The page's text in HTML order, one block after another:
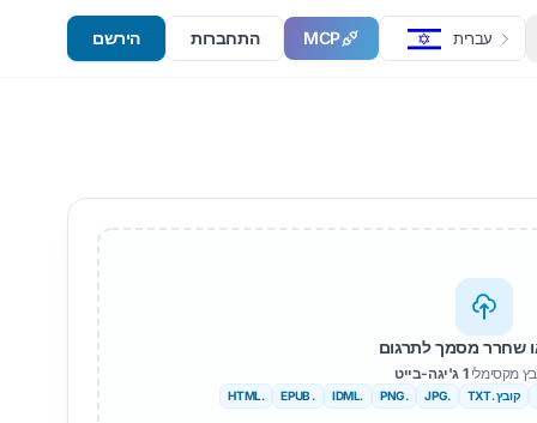
עברית MCP התחברות הירשם
שחרר מסמך לתרגום
מקסימלי1 ג'יגה-בייט
קובץ .TXT .JPG
.PNG
.IDML
. EPUB
.HTML